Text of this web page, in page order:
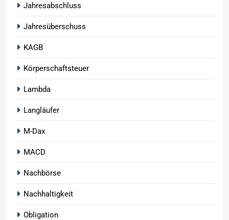
Jahresabschluss
Jahresüberschuss
KAGB
Körperschaftsteuer
Lambda
Langläufer
M-Dax
MACD
Nachbörse
Nachhaltigkeit
Obligation